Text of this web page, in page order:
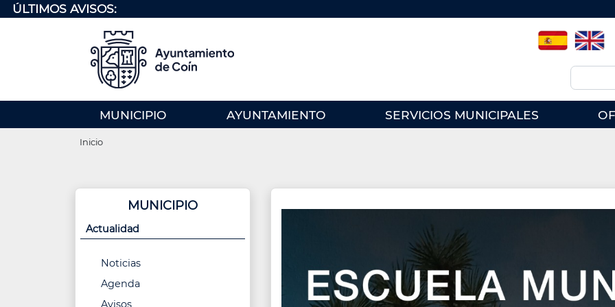
Pasar
al
ÚLTIMOS AVISOS:
Spanish English
Buscar
MUNICIPIO AYUNTAMIENTO SERVICIOS MUNICIPALES
Ruta
navegación
Inicio
MUNICIPIO
Actualidad
Noticias
Agenda
Avisos